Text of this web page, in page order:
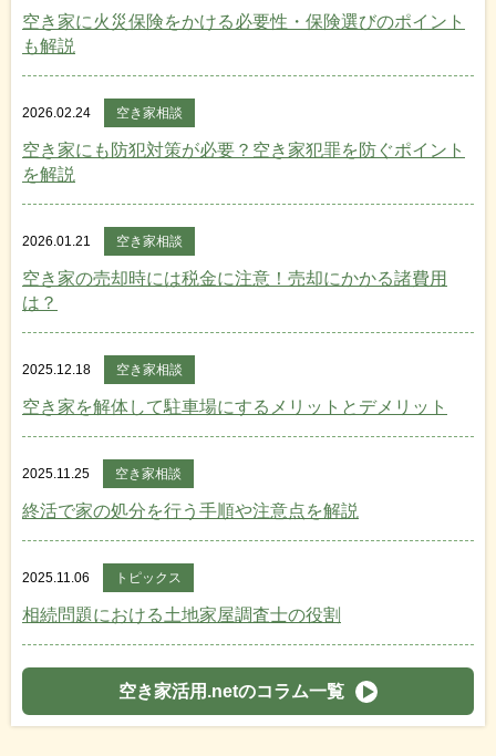
空き家に火災保険をかける必要性・保険選びのポイント
も解説
2026.02.24 空き家相談
空き家にも防犯対策が必要？空き家犯罪を防ぐポイント
を解説
2026.01.21 空き家相談
空き家の売却時には税金に注意！売却にかかる諸費用
は？
2025.12.18 空き家相談
空き家を解体して駐車場にするメリットとデメリット
2025.11.25 空き家相談
終活で家の処分を行う手順や注意点を解説
2025.11.06 トピックス
相続問題における土地家屋調査士の役割
空き家活用.netのコラム一覧